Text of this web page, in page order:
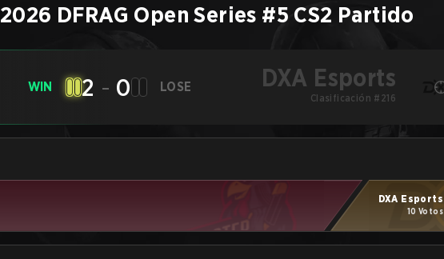
2026 DFRAG Open Series #5 CS2 Partido
WIN 2 - 0 LOSE DXA Esports
Clasificación #216
DXA Esports
10 Votos